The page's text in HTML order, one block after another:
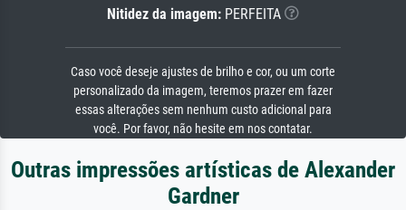
Nitidez da imagem: PERFEITA
Caso você deseje ajustes de brilho e cor, ou um corte
personalizado da imagem, teremos prazer em fazer
essas alterações sem nenhum custo adicional para
você. Por favor, não hesite em nos contatar.
Outras impressões artísticas de Alexander
Gardner